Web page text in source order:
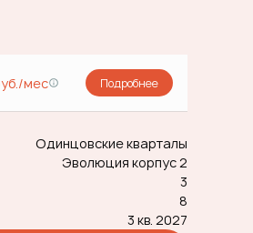
мес Подробнее
Одинцовские кварталы
Эволюция корпус 2
3
8
3 кв. 2027